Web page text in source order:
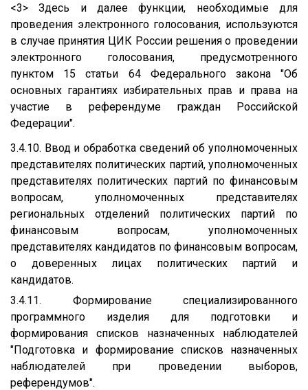
<3> Здесь и далее функции, необходимые для
проведения электронного голосования, используются
в случае принятия ЦИК России решения о проведении
электронного голосования, предусмотренного
пунктом 15 статьи 64 Федерального закона "Об
основных гарантиях избирательных прав и права на
участие в референдуме граждан Российской
Федерации".
3.4.10. Ввод и обработка сведений об уполномоченных
представителях политических партий, уполномоченных
представителях политических партий по финансовым
вопросам, уполномоченных представителях
региональных отделений политических партий по
финансовым вопросам, уполномоченных
представителях кандидатов по финансовым вопросам,
о доверенных лицах политических партий и
кандидатов.
3.4.11. Формирование специализированного
программного изделия для подготовки и
формирования списков назначенных наблюдателей
"Подготовка и формирование списков назначенных
наблюдателей при проведении выборов,
референдумов".